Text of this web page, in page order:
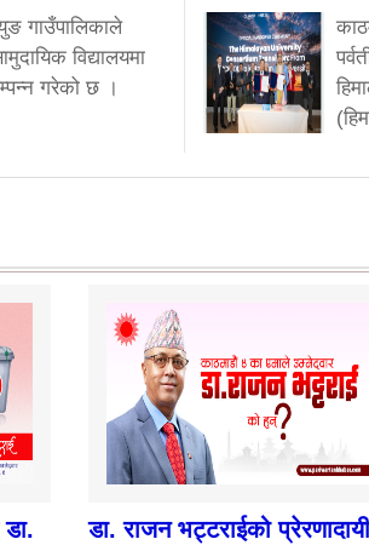
गाउँपालिकाले
विद्यालयमा
गरेको छ ।
डा. राजन भट्टराईको प्रेरणादायी